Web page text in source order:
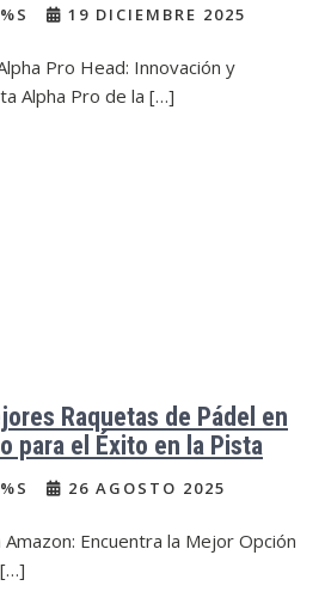
19 DICIEMBRE 2025
Pro Head: Innovación y
Alpha Pro de la […]
Raquetas de Pádel en
para el Éxito en la Pista
26 AGOSTO 2025
Encuentra la Mejor Opción